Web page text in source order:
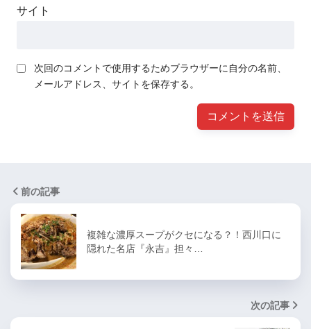
サイト
次回のコメントで使用するためブラウザーに自分の名前、
メールアドレス、サイトを保存する。
前の記事
複雑な濃厚スープがクセになる？！西川口に
隠れた名店『永吉』担々…
次の記事